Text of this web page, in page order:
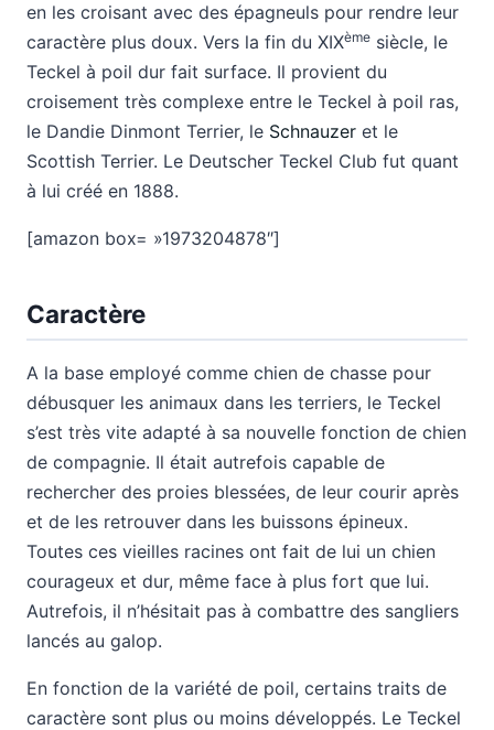
en les croisant avec des épagneuls pour rendre leur
caractère plus doux. Vers la fin du XIXème siècle, le
Teckel à poil dur fait surface. Il provient du
croisement très complexe entre le Teckel à poil ras,
le Dandie Dinmont Terrier, le Schnauzer et le
Scottish Terrier. Le Deutscher Teckel Club fut quant
à lui créé en 1888.
[amazon box= »1973204878″]
Caractère
A la base employé comme chien de chasse pour
débusquer les animaux dans les terriers, le Teckel
s’est très vite adapté à sa nouvelle fonction de chien
de compagnie. Il était autrefois capable de
rechercher des proies blessées, de leur courir après
et de les retrouver dans les buissons épineux.
Toutes ces vieilles racines ont fait de lui un chien
courageux et dur, même face à plus fort que lui.
Autrefois, il n’hésitait pas à combattre des sangliers
lancés au galop.
En fonction de la variété de poil, certains traits de
caractère sont plus ou moins développés. Le Teckel